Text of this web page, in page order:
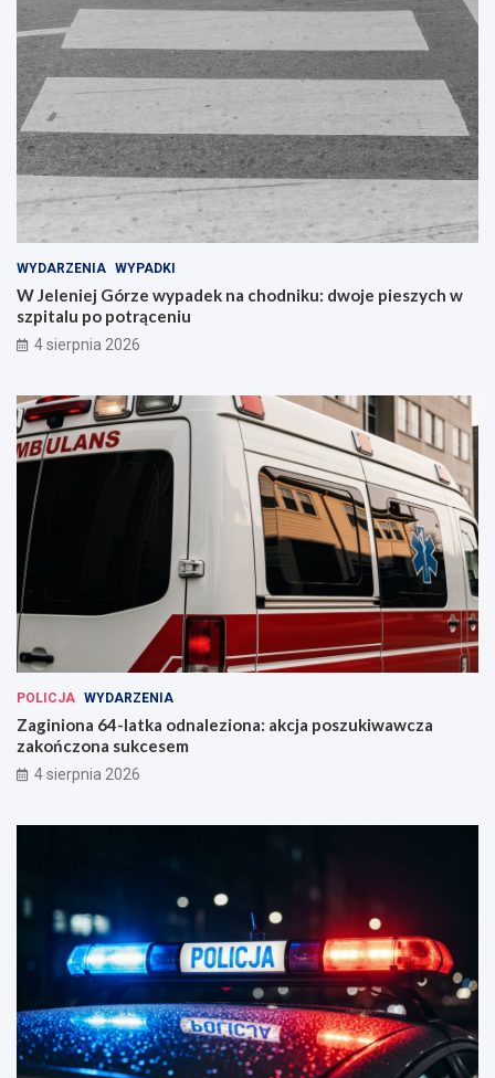
WYDARZENIA WYPADKI
W Jeleniej Górze wypadek na chodniku: dwoje pieszych w
szpitalu po potrąceniu
4 sierpnia 2026
POLICJA WYDARZENIA
Zaginiona 64-latka odnaleziona: akcja poszukiwawcza
zakończona sukcesem
4 sierpnia 2026